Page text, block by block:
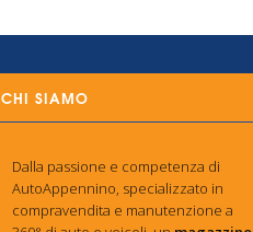
CHI SIAMO
Dalla passione e competenza di
AutoAppennino, specializzato in
compravendita e manutenzione a